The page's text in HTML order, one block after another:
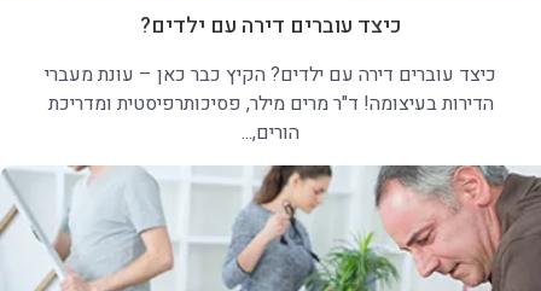
כיצד עוברים דירה עם ילדים?
כיצד עוברים דירה עם ילדים? הקיץ כבר כאן – עונת מעברי
הדירות בעיצומה! ד"ר מרים מילר, פסיכותרפיסטית ומדריכת
הורים,...